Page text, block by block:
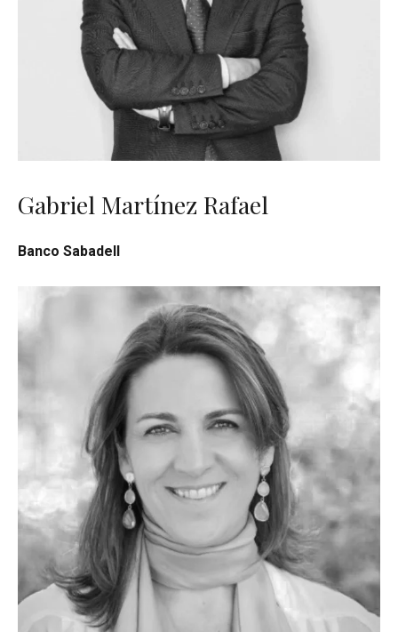
Gabriel Martínez Rafael
Banco Sabadell